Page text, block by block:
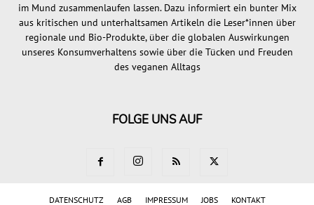
im Mund zusammenlaufen lassen. Dazu informiert ein bunter Mix
aus kritischen und unterhaltsamen Artikeln die Leser*innen über
regionale und Bio-Produkte, über die globalen Auswirkungen
unseres Konsumverhaltens sowie über die Tücken und Freuden
des veganen Alltags
FOLGE UNS AUF
DATENSCHUTZ AGB IMPRESSUM JOBS KONTAKT